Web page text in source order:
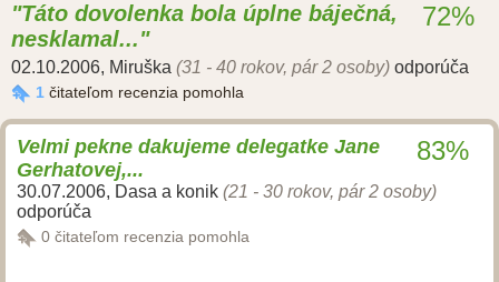
Táto dovolenka bola úplne báječná,
nesklamal...
02.10.2006, Miruška (31 - 40 rokov, pár 2 osoby) odporúča
1 čitateľom recenzia pomohla
72%
Velmi pekne dakujeme delegatke Jane
Gerhatovej,...
30.07.2006, Dasa a konik (21 - 30 rokov, pár 2 osoby)
odporúča
0 čitateľom recenzia pomohla
83%